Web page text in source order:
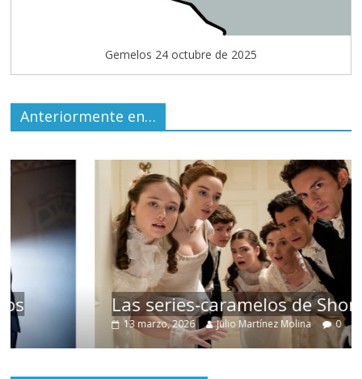
Gemelos 24 octubre de 2025
Anteriormente en…
Las series-caramelos de Shondaland
Julio Martínez Molina 0